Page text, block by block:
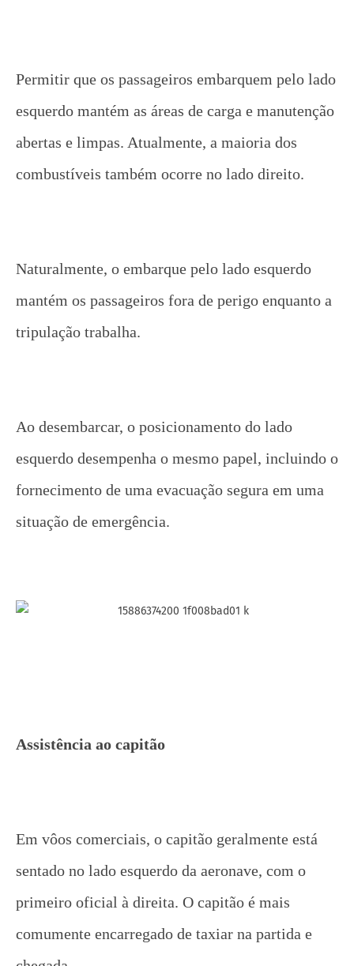
Permitir que os passageiros embarquem pelo lado
esquerdo mantém as áreas de carga e manutenção
abertas e limpas. Atualmente, a maioria dos
combustíveis também ocorre no lado direito.
Naturalmente, o embarque pelo lado esquerdo
mantém os passageiros fora de perigo enquanto a
tripulação trabalha.
Ao desembarcar, o posicionamento do lado
esquerdo desempenha o mesmo papel, incluindo o
fornecimento de uma evacuação segura em uma
situação de emergência.
Assistência ao capitão
Em vôos comerciais, o capitão geralmente está
sentado no lado esquerdo da aeronave, com o
primeiro oficial à direita. O capitão é mais
comumente encarregado de taxiar na partida e